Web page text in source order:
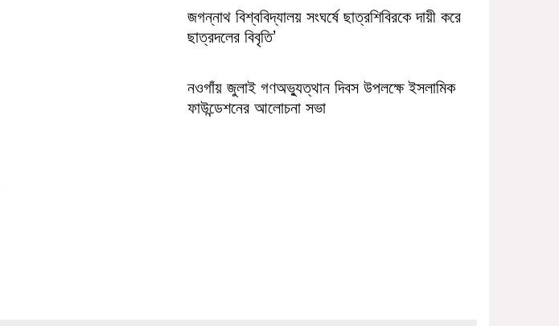
জগন্নাথ বিশ্ববিদ্যালয় সংঘর্ষে ছাত্রশিবিরকে দায়ী করে
ছাত্রদলের বিবৃতি’
নওগাঁয় জুলাই গণঅভ্যুত্থান দিবস উপলক্ষে ইসলামিক
ফাউন্ডেশনের আলোচনা সভা